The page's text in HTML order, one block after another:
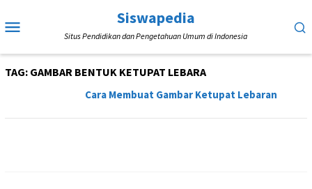
ke
Mobile
Siswapedia
Situs Pendidikan dan Pengetahuan Umum di Indonesia
TAG: GAMBAR BENTUK KETUPAT LEBARA
Cara Membuat Gambar Ketupat Lebaran